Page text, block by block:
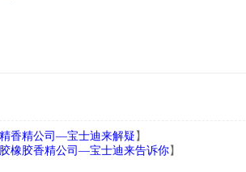
香精公司—宝士迪来解疑 】
橡胶香精公司—宝士迪来告诉你】